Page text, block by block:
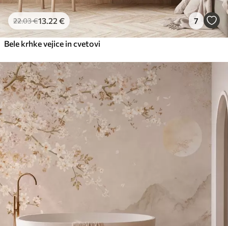
22.03€13 .22 € 7
Bele krhke vejice in cvetovi